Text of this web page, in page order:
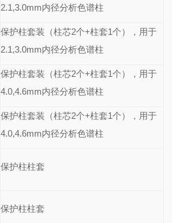
2.1,3.0mm内径分析色谱柱
保护柱套装（柱芯2个+柱套1个），用于
2.1,3.0mm内径分析色谱柱
保护柱套装（柱芯2个+柱套1个），用于
4.0,4.6mm内径分析色谱柱
保护柱套装（柱芯2个+柱套1个），用于
4.0,4.6mm内径分析色谱柱
保护柱柱套
保护柱柱套